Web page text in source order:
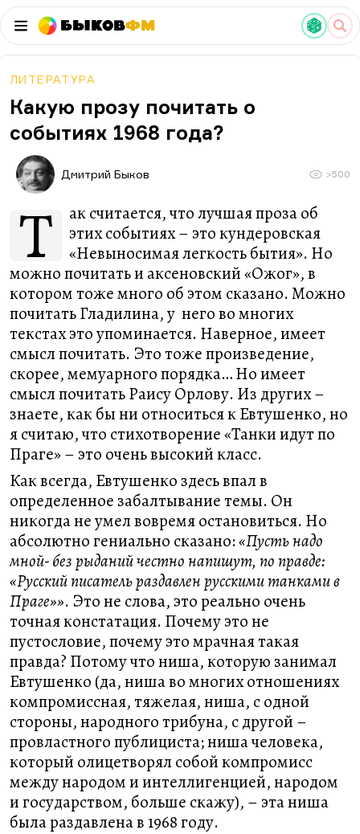
БыковФМ
ЛИТЕРАТУРА
Какую прозу почитать о
событиях 1968 года?
Дмитрий Быков >500
Т
ак считается, что лучшая проза об
этих событиях – это кундеровская
«Невыносимая легкость бытия». Но
можно почитать и аксеновский «Ожог», в
котором тоже много об этом сказано. Можно
почитать Гладилина, у него во многих
текстах это упоминается. Наверное, имеет
смысл почитать. Это тоже произведение,
скорее, мемуарного порядка… Но имеет
смысл почитать Раису Орлову. Из других –
знаете, как бы ни относиться к Евтушенко, но
я считаю, что стихотворение «Танки идут по
Праге» – это очень высокий класс.
Как всегда, Евтушенко здесь впал в
определенное забалтывание темы. Он
никогда не умел вовремя остановиться. Но
абсолютно гениально сказано:«Пусть надо
мной- без рыданий честно напишут, по правде:
«Русский писатель раздавлен русскими танками в
Праге»». Это не слова, это реально очень
точная констатация. Почему это не
пустословие, почему это мрачная такая
правда? Потому что ниша, которую занимал
Евтушенко (да, ниша во многих отношениях
компромиссная, тяжелая, ниша, с одной
стороны, народного трибуна, с другой –
провластного публициста; ниша человека,
который олицетворял собой компромисс
между народом и интеллигенцией, народом
и государством, больше скажу), – эта ниша
была раздавлена в 1968 году.